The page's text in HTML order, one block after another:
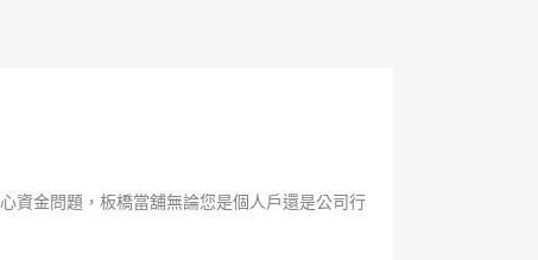
資金問題，板橋當舖無論您是個人戶還是公司行